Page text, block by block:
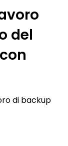
del
di backup